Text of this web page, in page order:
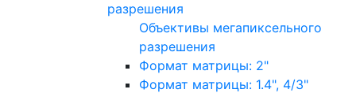
разрешения
Объективы мегапиксельного
разрешения
Формат матрицы: 2"
Формат матрицы: 1.4", 4/3"